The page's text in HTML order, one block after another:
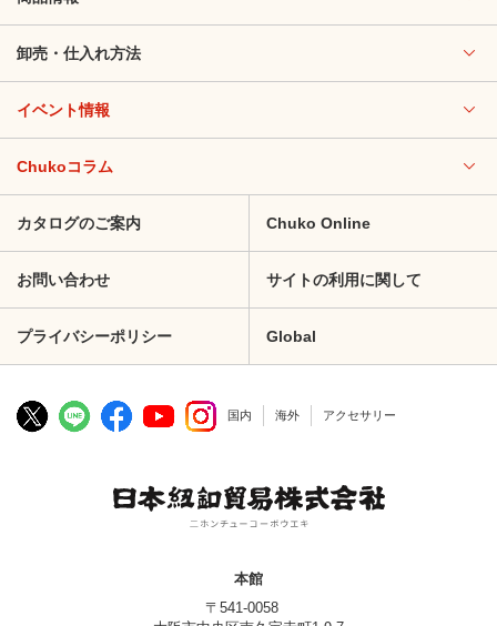
卸売・仕入れ方法
イベント情報
Chukoコラム
カタログのご案内 Chuko Online
お問い合わせ サイトの利用に関して
プライバシーポリシー Global
国内 海外 アクセサリー
本館
〒541-0058